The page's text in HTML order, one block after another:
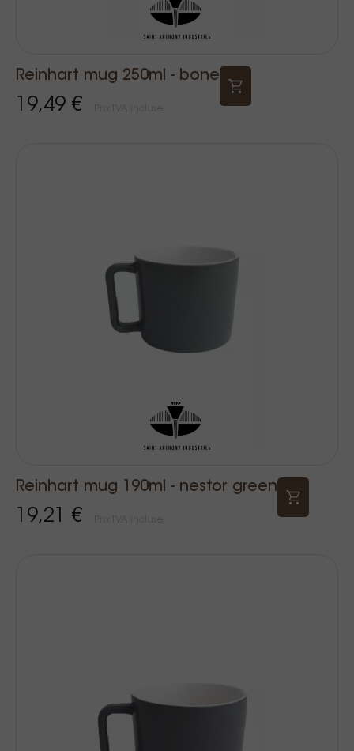
Reinhart mug 250ml - bone
19,49 €
Reinhart mug 190ml - nestor green
19,21 €